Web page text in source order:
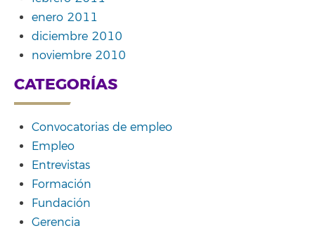
enero 2011
diciembre 2010
noviembre 2010
CATEGORÍAS
Convocatorias de empleo
Empleo
Entrevistas
Formación
Fundación
Gerencia